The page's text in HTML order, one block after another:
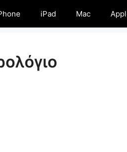
iPad Mac